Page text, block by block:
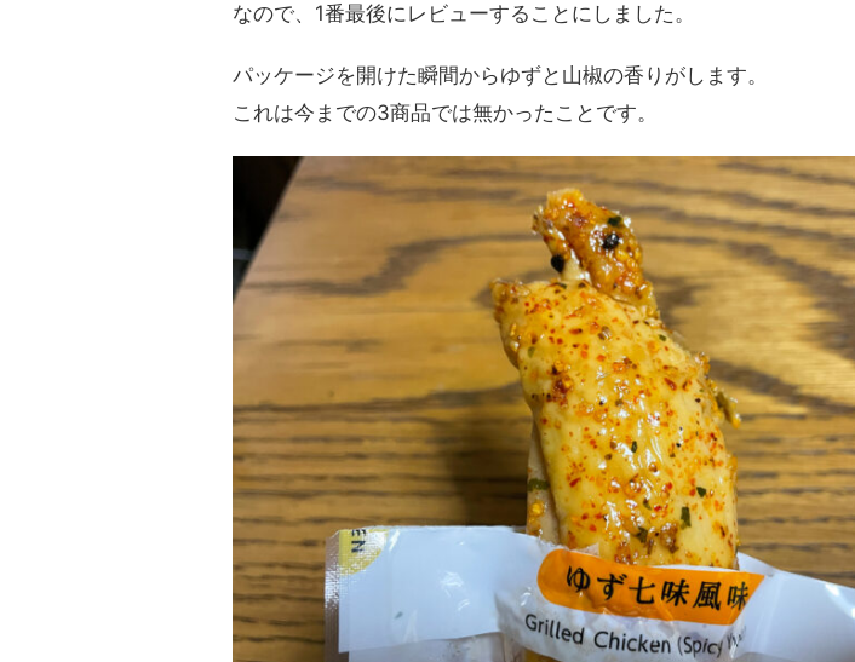
なので、1番最後にレビューすることにしました。
パッケージを開けた瞬間からゆずと山椒の香りがします。
これは今までの3商品では無かったことです。